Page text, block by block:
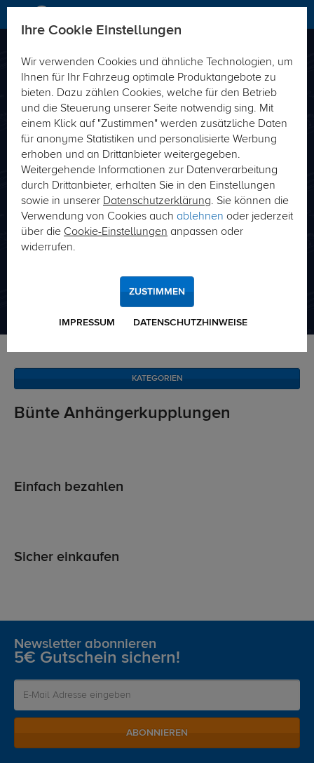
Direkt passende Produkte zu Ihrem Fahrzeug-
Typ finden
Fahrzeug-Typ Schlüsselnummer (HSN/TSN)
SUCHE
KATEGORIEN
Bünte Anhängerkupplungen
Einfach bezahlen
Sicher einkaufen
Newsletter abonnieren
5€ Gutschein sichern!
ABONNIEREN
Ihre Cookie Einstellungen
Wir verwenden Cookies und ähnliche Technologien, um
Ihnen für Ihr Fahrzeug optimale Produktangebote zu
bieten. Dazu zählen Cookies, welche für den Betrieb
und die Steuerung unserer Seite notwendig sing. Mit
einem Klick auf "Zustimmen" werden zusätzliche Daten
für anonyme Statistiken und personalisierte Werbung
erhoben und an Drittanbieter weitergegeben.
Weitergehende Informationen zur Datenverarbeitung
durch Drittanbieter, erhalten Sie in den Einstellungen
sowie in unserer Datenschutzerklärung. Sie können die
Verwendung von Cookies auch ablehnen oder jederzeit
über die Cookie-Einstellungen anpassen oder
widerrufen.
IMPRESSUM DATENSCHUTZHINWEISE
ZUSTIMMEN